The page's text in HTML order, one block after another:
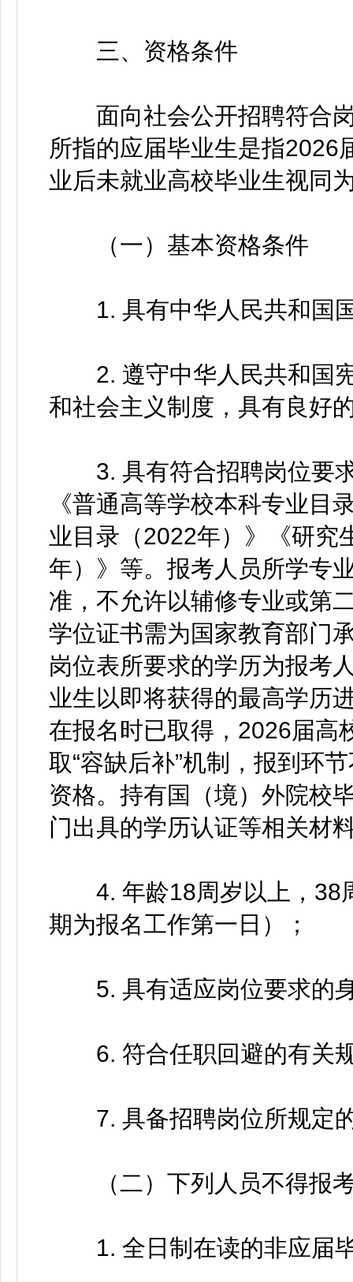
三、资格条件
面向社会公开招聘符合岗
所指的应届毕业生是指2026
业后未就业高校毕业生视同
（一）基本资格条件
1. 具有中华人民共和国
2. 遵守中华人民共和国宪
和社会主义制度，具有良好
3. 具有符合招聘岗位要求
《普通高等学校本科专业目
业目录（2022年）》《研究
年）》等。报考人员所学专
准，不允许以辅修专业或第
学位证书需为国家教育部门
岗位表所要求的学历为报考
业生以即将获得的最高学历
在报名时已取得，2026届高
取“容缺后补”机制，报到环
资格。持有国（境）外院校
门出具的学历认证等相关材
4. 年龄18周岁以上，38
期为报名工作第一日）；
5. 具有适应岗位要求的
6. 符合任职回避的有关
7. 具备招聘岗位所规定
（二）下列人员不得报
1. 全日制在读的非应届